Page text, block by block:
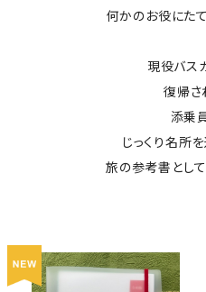
何かのお役にた
現役バス
復帰さ
添乗
じっくり名所
旅の参考書として